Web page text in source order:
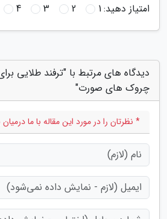
امتیاز دهید:1
2
3
4
دیدگاه های مرتبط با "ترفند طلایی
چروک های صورت"
* نظرتان را در مورد این مقاله با ما درمیان